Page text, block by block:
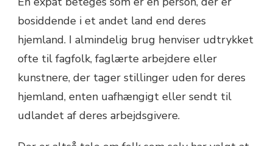
bosiddende i et andet land end deres
hjemland. I almindelig brug henviser udtrykket
ofte til fagfolk, faglærte arbejdere eller
kunstnere, der tager stillinger uden for deres
hjemland, enten uafhængigt eller sendt til
udlandet af deres arbejdsgivere.